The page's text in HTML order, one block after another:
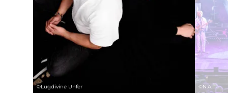
©Lugdivine Unfer ©N.A.